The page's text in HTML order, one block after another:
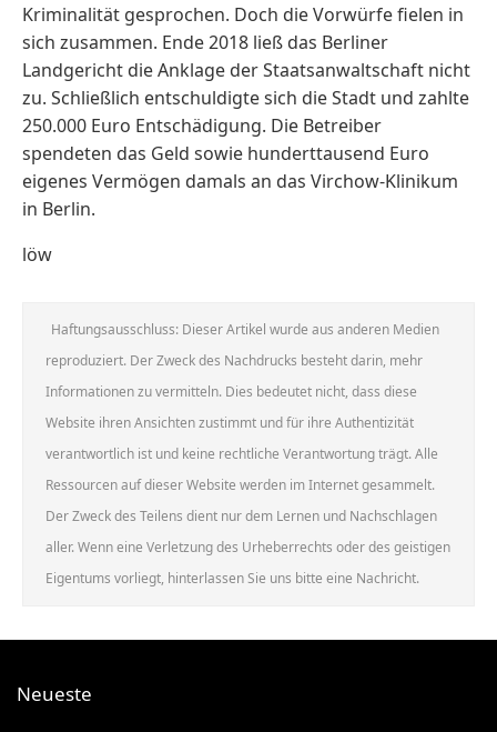
Kriminalität gesprochen. Doch die Vorwürfe fielen in
sich zusammen. Ende 2018 ließ das Berliner
Landgericht die Anklage der Staatsanwaltschaft nicht
zu. Schließlich entschuldigte sich die Stadt und zahlte
250.000 Euro Entschädigung. Die Betreiber
spendeten das Geld sowie hunderttausend Euro
eigenes Vermögen damals an das Virchow-Klinikum
in Berlin.
löw
Haftungsausschluss: Dieser Artikel wurde aus anderen Medien
reproduziert. Der Zweck des Nachdrucks besteht darin, mehr
Informationen zu vermitteln. Dies bedeutet nicht, dass diese
Website ihren Ansichten zustimmt und für ihre Authentizität
verantwortlich ist und keine rechtliche Verantwortung trägt. Alle
Ressourcen auf dieser Website werden im Internet gesammelt.
Der Zweck des Teilens dient nur dem Lernen und Nachschlagen
aller. Wenn eine Verletzung des Urheberrechts oder des geistigen
Eigentums vorliegt, hinterlassen Sie uns bitte eine Nachricht.
Neueste